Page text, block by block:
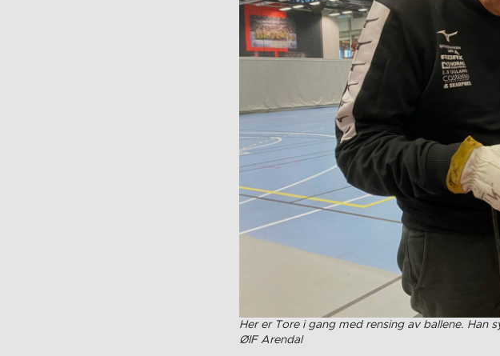
Her er Tore i gang med rensing av ballene. Han
ØIF Arendal